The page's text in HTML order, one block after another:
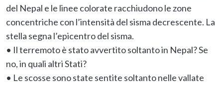
del Nepal e le linee colorate racchiudono le zone
concentriche con l’intensità del sisma decrescente. La
stella segna l’epicentro del sisma.
• Il terremoto è stato avvertito soltanto in Nepal? Se
no, in quali altri Stati?
• Le scosse sono state sentite soltanto nelle vallate